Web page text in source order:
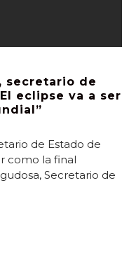
secretario de
eclipse va a ser
de Estado de
como la final
Secretario de